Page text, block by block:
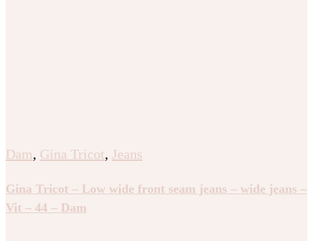
Dam, Gina Tricot, Jeans
Gina Tricot – Low wide front seam jeans – wide jeans –
Vit – 44 – Dam